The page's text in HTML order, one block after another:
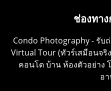
ช่องทา
Condo Photography - รับ
Virtual Tour (ทัวร์เสมือนจ
คอนโด บ้าน ห้องตัวอย่าง
อ